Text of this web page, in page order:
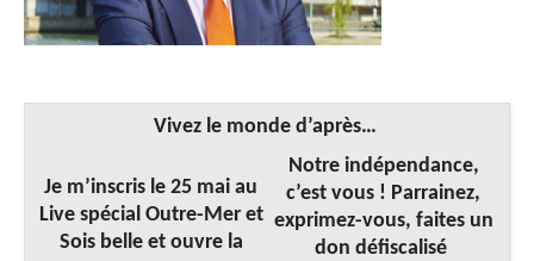
Vivez le monde d’après…
Je m’inscris le 25 mai au
Live spécial Outre-Mer et
Sois belle et ouvre la
Notre indépendance,
c’est vous ! Parrainez,
exprimez-vous, faites un
don défiscalisé